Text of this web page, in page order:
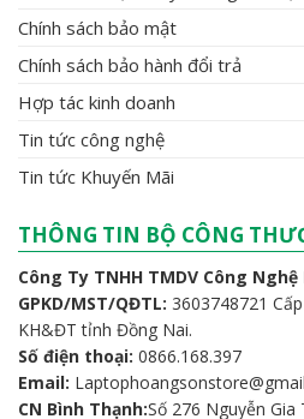
Chính sách bảo mật
Chính sách bảo hành đổi trả
Hợp tác kinh doanh
Tin tức công nghệ
Tin tức Khuyến Mãi
THÔNG TIN BỘ CÔNG
Công Ty TNHH TMDV Công
GPKD/MST/QĐTL: 3603748721
KH&ĐT tỉnh Đồng Nai.
Số điện thoại: 0866.168.397
Email:
CN Bình Thạnh:Số 276 Nguyễn Gia